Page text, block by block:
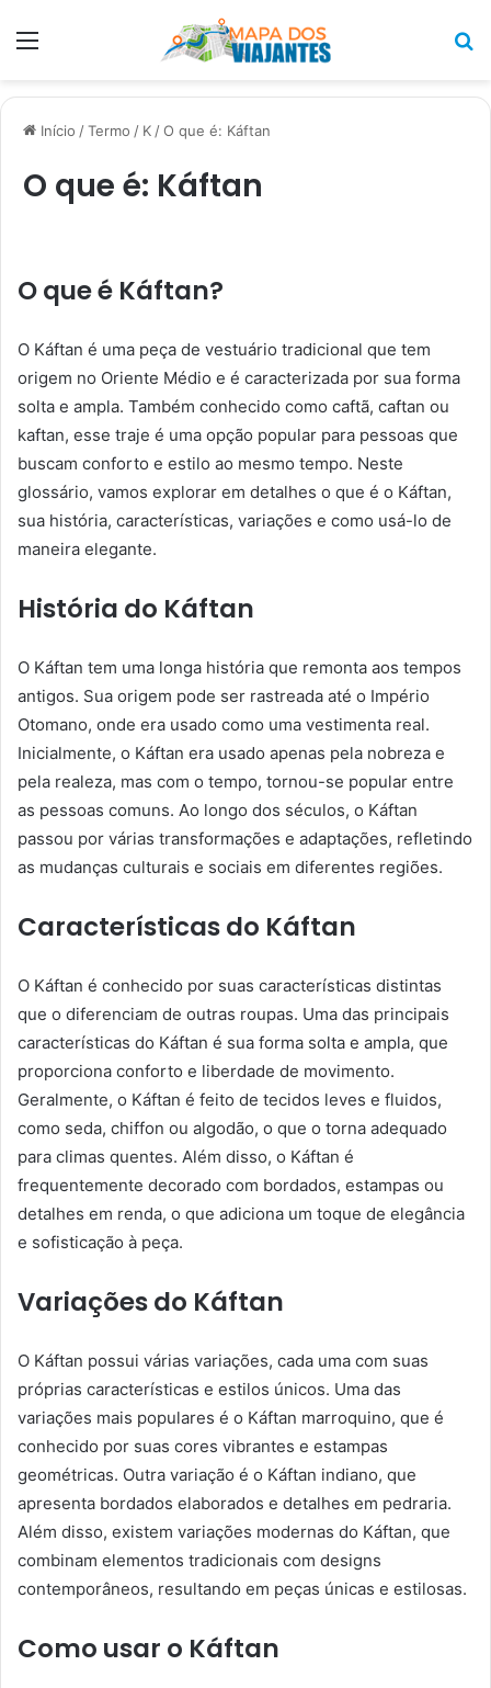
Menu
Início /Termo / K /O que é: Káftan
O que é: Káftan
O que é Káftan?
O Káftan é uma peça de vestuário tradicional que tem
origem no Oriente Médio e é caracterizada por sua forma
solta e ampla. Também conhecido como caftã, caftan ou
kaftan, esse traje é uma opção popular para pessoas que
buscam conforto e estilo ao mesmo tempo. Neste
glossário, vamos explorar em detalhes o que é o Káftan,
sua história, características, variações e como usá-lo de
maneira elegante.
História do Káftan
O Káftan tem uma longa história que remonta aos tempos
antigos. Sua origem pode ser rastreada até o Império
Otomano, onde era usado como uma vestimenta real.
Inicialmente, o Káftan era usado apenas pela nobreza e
pela realeza, mas com o tempo, tornou-se popular entre
as pessoas comuns. Ao longo dos séculos, o Káftan
passou por várias transformações e adaptações, refletindo
as mudanças culturais e sociais em diferentes regiões.
Características do Káftan
O Káftan é conhecido por suas características distintas
que o diferenciam de outras roupas. Uma das principais
características do Káftan é sua forma solta e ampla, que
proporciona conforto e liberdade de movimento.
Geralmente, o Káftan é feito de tecidos leves e fluidos,
como seda, chiffon ou algodão, o que o torna adequado
para climas quentes. Além disso, o Káftan é
frequentemente decorado com bordados, estampas ou
detalhes em renda, o que adiciona um toque de elegância
e sofisticação à peça.
Variações do Káftan
O Káftan possui várias variações, cada uma com suas
próprias características e estilos únicos. Uma das
variações mais populares é o Káftan marroquino, que é
conhecido por suas cores vibrantes e estampas
geométricas. Outra variação é o Káftan indiano, que
apresenta bordados elaborados e detalhes em pedraria.
Além disso, existem variações modernas do Káftan, que
combinam elementos tradicionais com designs
contemporâneos, resultando em peças únicas e estilosas.
Como usar o Káftan